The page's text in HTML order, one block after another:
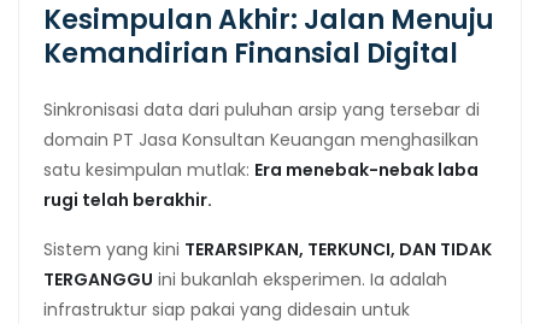
Kesimpulan Akhir: Jalan Menuju
Kemandirian Finansial Digital
Sinkronisasi data dari puluhan arsip yang tersebar di
domain PT Jasa Konsultan Keuangan menghasilkan
satu kesimpulan mutlak: Era menebak-nebak laba
rugi telah berakhir.
Sistem yang kini TERARSIPKAN, TERKUNCI, DAN TIDAK
TERGANGGU ini bukanlah eksperimen. Ia adalah
infrastruktur siap pakai yang didesain untuk